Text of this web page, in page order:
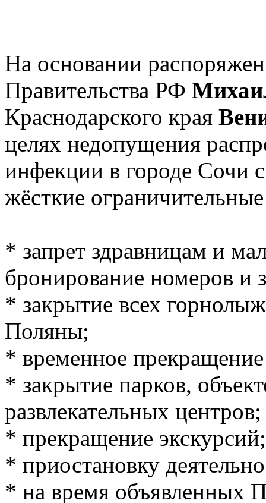
На основании
Правительства РФ
Краснодарского края
целях недопущения
инфекции в городе Сочи
жёсткие
* запрет здравницам и
бронирование номеров и
* закрытие всех
Поляны;
* временное
* закрытие парков,
развлекательных центров;
* прекращение экскурсий;
* приостановку
* на время объявленных